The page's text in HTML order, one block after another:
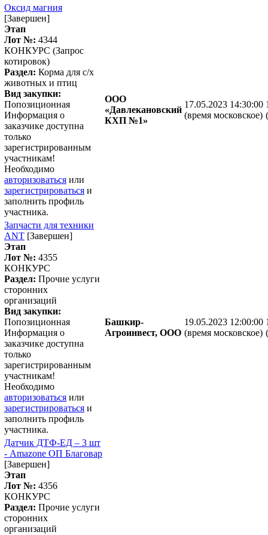
Оксид магния
[Завершен]
Этап
Лот №: 4344
КОНКУРС (Запрос
котировок)
Раздел: Корма для с/х
животных и птиц
Вид закупки:
Попозиционная
Информация о
заказчике доступна
только
зарегистрированным
участникам!
Необходимо
авторизоваться или
зарегистрироваться и
заполнить профиль
участника.
ООО
«Давлекановский
КХП №1»
17.05.2023 14:30:00
(время московское)
Запчасти для техники
ANT [Завершен]
Этап
Лот №: 4355
КОНКУРС
Раздел: Прочие услуги
сторонних
организаций
Вид закупки:
Попозиционная
Информация о
заказчике доступна
только
зарегистрированным
участникам!
Необходимо
авторизоваться или
зарегистрироваться и
заполнить профиль
участника.
Башкир-
Агроинвест, ООО
19.05.2023 12:00:00
(время московское)
Датчик ДТФ-ЕД – 3 шт
- Amazone ОП Благовар
[Завершен]
Этап
Лот №: 4356
КОНКУРС
Раздел: Прочие услуги
сторонних
организаций